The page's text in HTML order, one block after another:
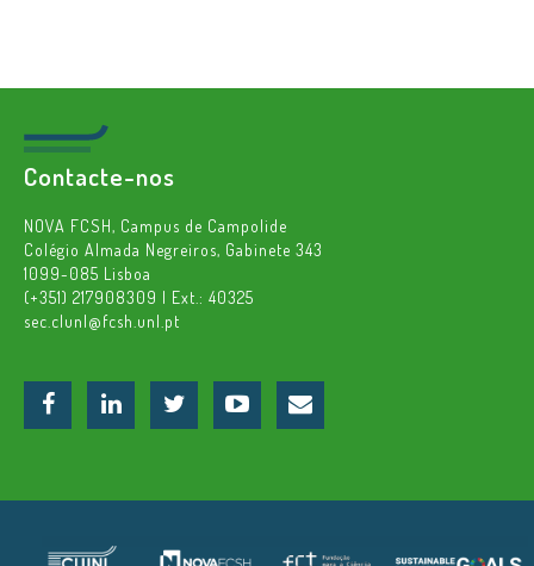
Contacte-nos
NOVA FCSH, Campus de Campolide
Colégio Almada Negreiros, Gabinete 343
1099-085 Lisboa
(+351) 217908309 | Ext.: 40325
sec.clunl@fcsh.unl.pt